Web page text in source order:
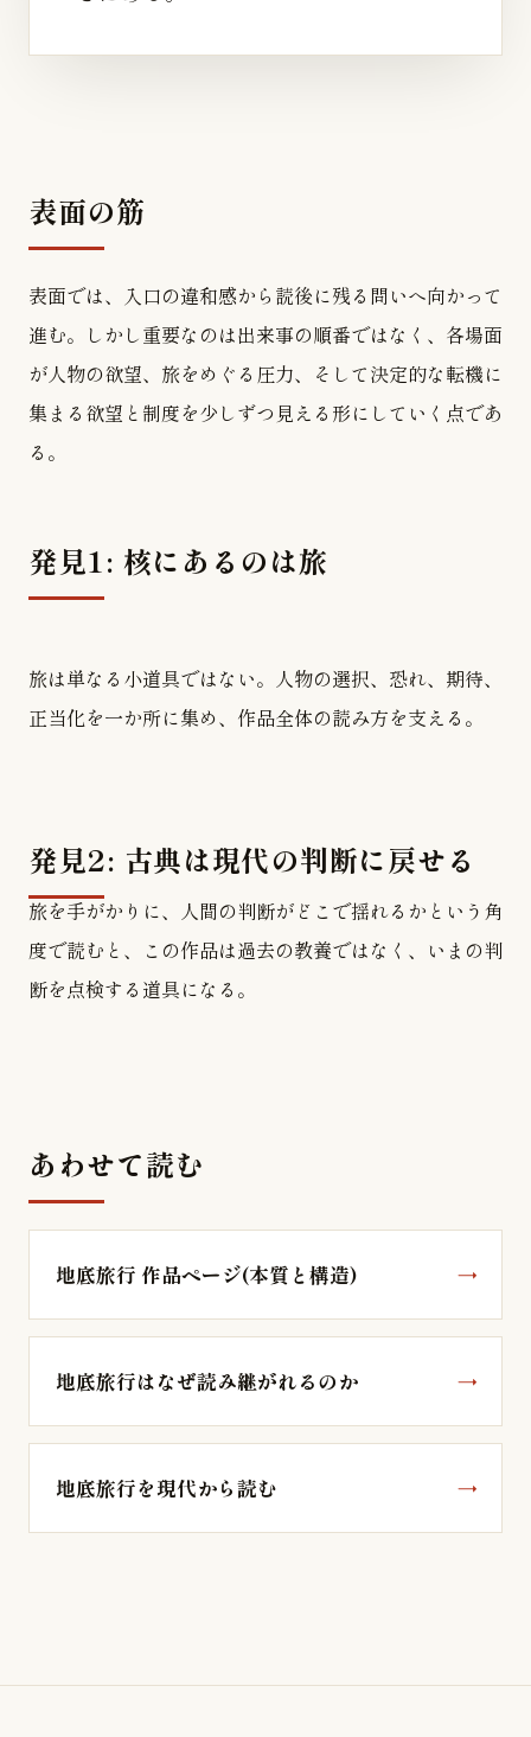
表面の筋
表面では、入口の違和感から読後に残る問いへ向かって
進む。しかし重要なのは出来事の順番ではなく、各場面
が人物の欲望、旅をめぐる圧力、そして決定的な転機に
集まる欲望と制度を少しずつ見える形にしていく点であ
る。
発見1: 核にあるのは旅
旅は単なる小道具ではない。人物の選択、恐れ、期待、
正当化を一か所に集め、作品全体の読み方を支える。
発見2: 古典は現代の判断に戻せる
旅を手がかりに、人間の判断がどこで揺れるかという角
度で読むと、この作品は過去の教養ではなく、いまの判
断を点検する道具になる。
あわせて読む
地底旅行 作品ページ(本質と構造)
地底旅行はなぜ読み継がれるのか
地底旅行を現代から読む